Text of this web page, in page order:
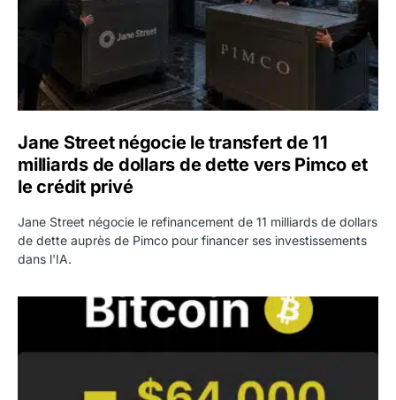
Jane Street négocie le transfert de 11
milliards de dollars de dette vers Pimco et
le crédit privé
Jane Street négocie le refinancement de 11 milliards de dollars
de dette auprès de Pimco pour financer ses investissements
dans l'IA.
Bitcoin stagne à 64 000 dollars pendant que les